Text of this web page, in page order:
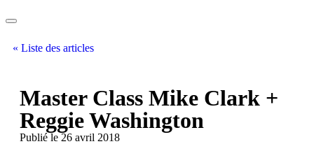
« Liste des articles
Master Class Mike Clark +
Reggie Washington
Publié le 26 avril 2018